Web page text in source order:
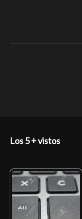
Los 5 + vistos